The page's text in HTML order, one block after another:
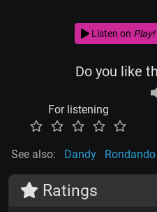
Listen on Play!
Do you like
For listening
See also: Dandy
Ratings